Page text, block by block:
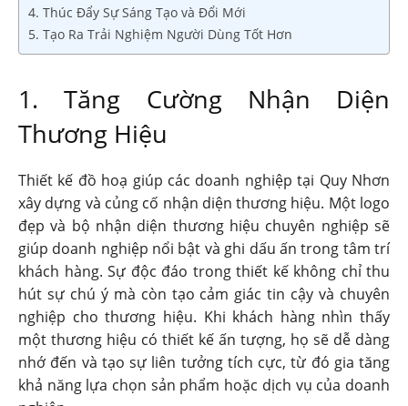
4. Thúc Đẩy Sự Sáng Tạo và Đổi Mới
5. Tạo Ra Trải Nghiệm Người Dùng Tốt Hơn
1. Tăng Cường Nhận Diện
Thương Hiệu
Thiết kế đồ hoạ giúp các doanh nghiệp tại Quy Nhơn
xây dựng và củng cố nhận diện thương hiệu. Một logo
đẹp và bộ nhận diện thương hiệu chuyên nghiệp sẽ
giúp doanh nghiệp nổi bật và ghi dấu ấn trong tâm trí
khách hàng. Sự độc đáo trong thiết kế không chỉ thu
hút sự chú ý mà còn tạo cảm giác tin cậy và chuyên
nghiệp cho thương hiệu. Khi khách hàng nhìn thấy
một thương hiệu có thiết kế ấn tượng, họ sẽ dễ dàng
nhớ đến và tạo sự liên tưởng tích cực, từ đó gia tăng
khả năng lựa chọn sản phẩm hoặc dịch vụ của doanh